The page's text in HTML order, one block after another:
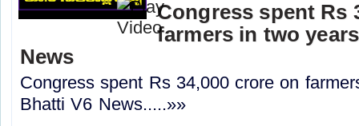
Congress spent Rs
farmers in two
News
Congress spent Rs 34,000 crore on
Bhatti V6 News.....»»